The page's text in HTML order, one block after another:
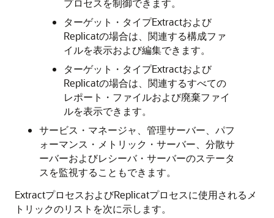
プロセスを制御できます。
ターゲット・タイプExtractおよび
Replicatの場合は、関連する構成ファ
イルを表示および編集できます。
ターゲット・タイプExtractおよび
Replicatの場合は、関連するすべての
レポート・ファイルおよび廃棄ファイ
ルを表示できます。
サービス・マネージャ、管理サーバー、パフ
ォーマンス・メトリック・サーバー、分散サ
ーバーおよびレシーバ・サーバーのステータ
スを監視することもできます。
ExtractプロセスおよびReplicatプロセスに使用されるメ
トリックのリストを次に示します。